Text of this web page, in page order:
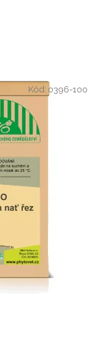
Kód:0396-100